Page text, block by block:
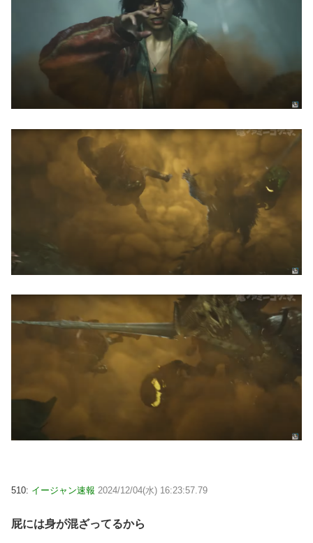
510: イージャン速報 2024/12/04(水) 16:23:57.79
屁には身が混ざってるから